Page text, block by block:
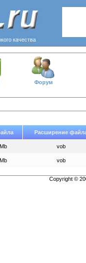
качества
Форум
Расширение
vob
vob
Copyright ©